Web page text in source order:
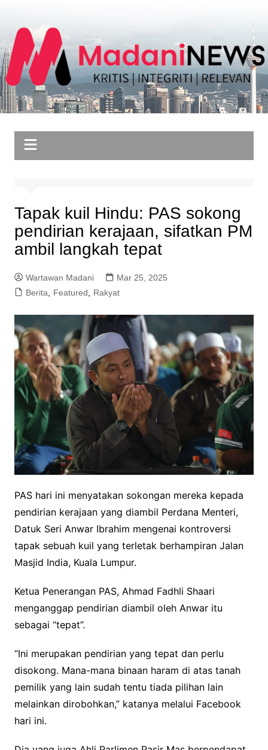
content
Tapak kuil Hindu: PAS sokong
pendirian kerajaan, sifatkan PM
ambil langkah tepat
Wartawan Madani
Mar 25, 2025
Berita, Featured, Rakyat
PAS hari ini menyatakan sokongan mereka kepada
pendirian kerajaan yang diambil Perdana Menteri,
Datuk Seri Anwar Ibrahim mengenai kontroversi
tapak sebuah kuil yang terletak berhampiran Jalan
Masjid India, Kuala Lumpur.
Ketua Penerangan PAS, Ahmad Fadhli Shaari
menganggap pendirian diambil oleh Anwar itu
sebagai “tepat”.
“Ini merupakan pendirian yang tepat dan perlu
disokong. Mana-mana binaan haram di atas tanah
pemilik yang lain sudah tentu tiada pilihan lain
melainkan dirobohkan,” katanya melalui Facebook
hari ini.